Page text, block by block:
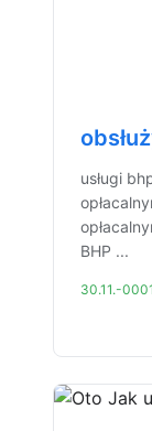
usługi
BHP ...
30.11.-0001